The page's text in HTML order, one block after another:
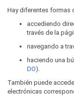
Hay diferentes formas
accediendo
través de la
navegando a
haciendo una
DO).
También puede
electrónicas